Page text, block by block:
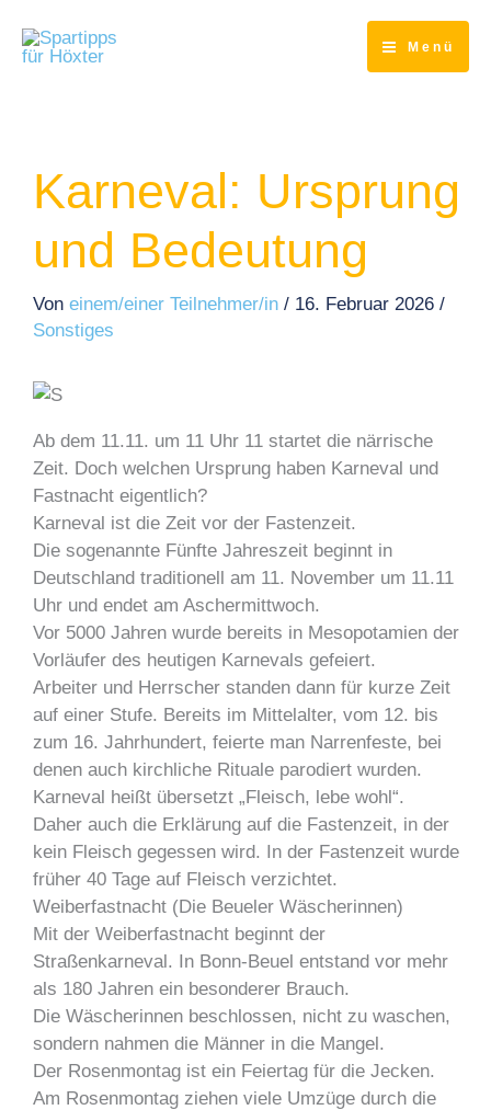
Inhalt
springen
Menü
Karneval: Ursprung
und Bedeutung
Von einem/einer Teilnehmer/in / 16. Februar 2026 /
Sonstiges
Ab dem 11.11. um 11 Uhr 11 startet die närrische
Zeit. Doch welchen Ursprung haben Karneval und
Fastnacht eigentlich?
Karneval ist die Zeit vor der Fastenzeit.
Die sogenannte Fünfte Jahreszeit beginnt in
Deutschland traditionell am 11. November um 11.11
Uhr und endet am Aschermittwoch.
Vor 5000 Jahren wurde bereits in Mesopotamien der
Vorläufer des heutigen Karnevals gefeiert.
Arbeiter und Herrscher standen dann für kurze Zeit
auf einer Stufe. Bereits im Mittelalter, vom 12. bis
zum 16. Jahrhundert, feierte man Narrenfeste, bei
denen auch kirchliche Rituale parodiert wurden.
Karneval heißt übersetzt „Fleisch, lebe wohl“.
Daher auch die Erklärung auf die Fastenzeit, in der
kein Fleisch gegessen wird. In der Fastenzeit wurde
früher 40 Tage auf Fleisch verzichtet.
Weiberfastnacht (Die Beueler Wäscherinnen)
Mit der Weiberfastnacht beginnt der
Straßenkarneval. In Bonn-Beuel entstand vor mehr
als 180 Jahren ein besonderer Brauch.
Die Wäscherinnen beschlossen, nicht zu waschen,
sondern nahmen die Männer in die Mangel.
Der Rosenmontag ist ein Feiertag für die Jecken.
Am Rosenmontag ziehen viele Umzüge durch die